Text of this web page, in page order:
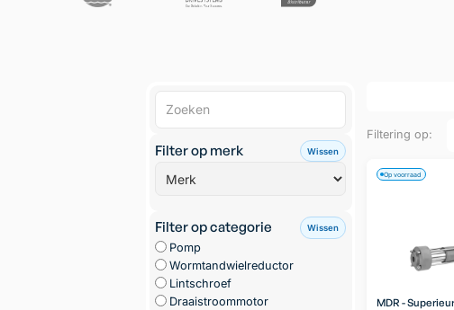
Filter op merk Wissen
Filter op categorie Wissen
Pomp
Wormtandwielreductor
Lintschroef
Draaistroommotor
Filtering op:
MDR -
Op voorraad